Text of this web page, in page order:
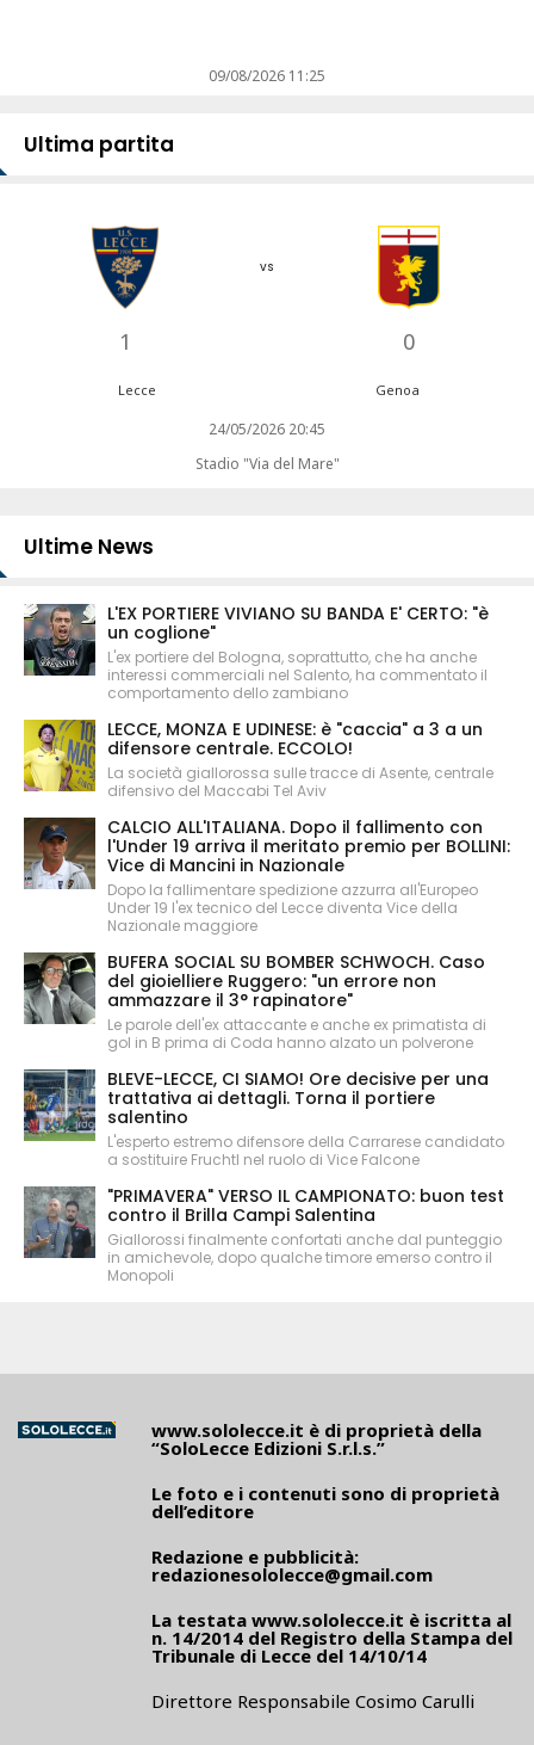
09/08/2026 11:25
Ultima partita
1
vs
0
Lecce Genoa
24/05/2026 20:45
Stadio "Via del Mare"
Ultime News
L'EX PORTIERE VIVIANO SU BANDA E' CERTO: "è
un coglione"
L'ex portiere del Bologna, soprattutto, che ha anche
interessi commerciali nel Salento, ha commentato il
comportamento dello zambiano
LECCE, MONZA E UDINESE: è "caccia" a 3 a un
difensore centrale. ECCOLO!
La società giallorossa sulle tracce di Asente, centrale
difensivo del Maccabi Tel Aviv
CALCIO ALL'ITALIANA. Dopo il fallimento con
l'Under 19 arriva il meritato premio per BOLLINI:
Vice di Mancini in Nazionale
Dopo la fallimentare spedizione azzurra all'Europeo
Under 19 l'ex tecnico del Lecce diventa Vice della
Nazionale maggiore
BUFERA SOCIAL SU BOMBER SCHWOCH. Caso
del gioielliere Ruggero: "un errore non
ammazzare il 3° rapinatore"
Le parole dell'ex attaccante e anche ex primatista di
gol in B prima di Coda hanno alzato un polverone
BLEVE-LECCE, CI SIAMO! Ore decisive per una
trattativa ai dettagli. Torna il portiere
salentino
L'esperto estremo difensore della Carrarese candidato
a sostituire Fruchtl nel ruolo di Vice Falcone
"PRIMAVERA" VERSO IL CAMPIONATO: buon test
contro il Brilla Campi Salentina
Giallorossi finalmente confortati anche dal punteggio
in amichevole, dopo qualche timore emerso contro il
Monopoli
www.sololecce.it è di proprietà della
“SoloLecce Edizioni S.r.l.s.”
Le foto e i contenuti sono di proprietà
dell’editore
Redazione e pubblicità:
redazionesololecce@gmail.com
La testata www.sololecce.it è iscritta al
n. 14/2014 del Registro della Stampa del
Tribunale di Lecce del 14/10/14
Direttore Responsabile Cosimo Carulli